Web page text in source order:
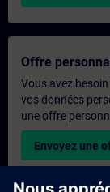
Offre
Vous avez
vos données
une offre
Envoyez une